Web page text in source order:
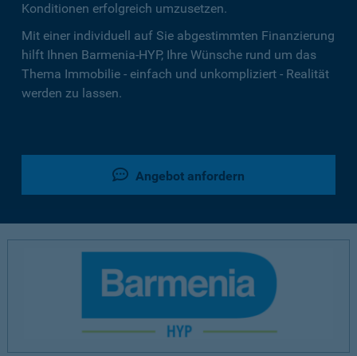
Konditionen erfolgreich umzusetzen.
Mit einer individuell auf Sie abgestimmten Finanzierung
hilft Ihnen Barmenia-HYP, Ihre Wünsche rund um das
Thema Immobilie - einfach und unkompliziert - Realität
werden zu lassen.
Angebot anfordern